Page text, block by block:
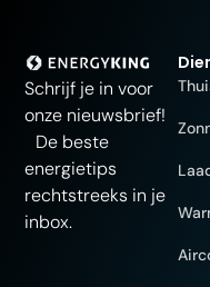
Schrijf je in voor
onze nieuwsbrief!
De beste
energietips
rechtstreeks in je
inbox.